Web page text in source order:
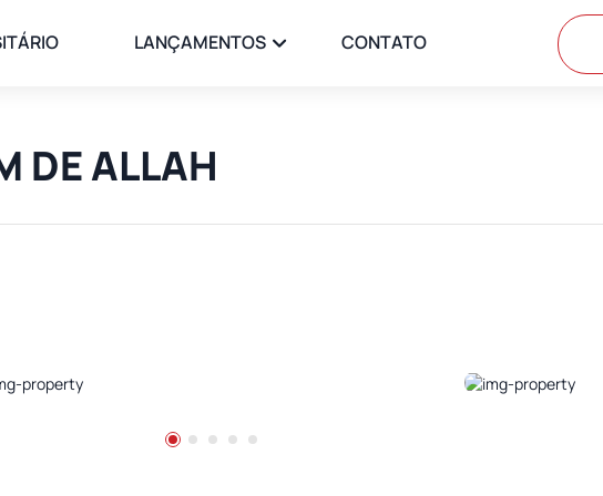
LANÇAMENTOS CONTATO
DE ALLAH